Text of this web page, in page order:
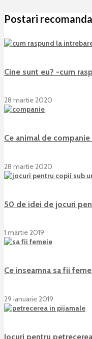
Postari
Cine sunt eu? -cum
28 martie 2020
Ce animal de
28 martie 2020
50 de idei de jocuri
1 martie 2019
Ce inseamna sa fii
29 ianuarie 2019
Jocuri pentru